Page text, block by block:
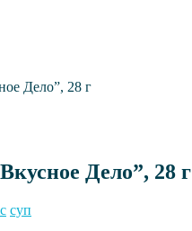
Дело”, 28 г
Дело”, 28 г
суп